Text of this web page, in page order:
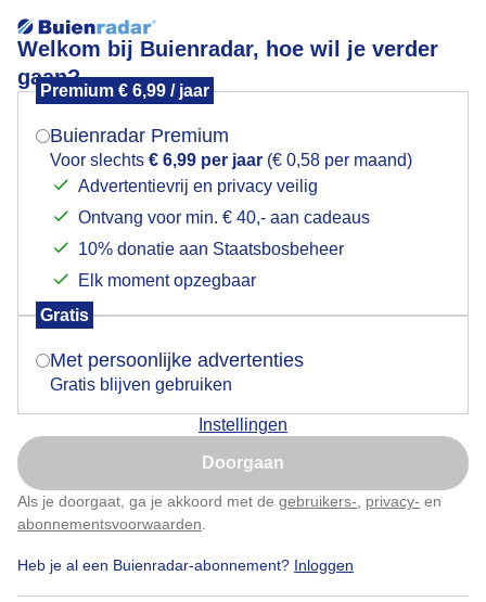
Welkom bij Buienradar, hoe wil je verder
gaan?
Premium € 6,99 / jaar
Buienradar Premium
Voor slechts € 6,99 per jaar (€ 0,58 per maand)
Advertentievrij en privacy veilig
Ontvang voor min. € 40,- aan cadeaus
10% donatie aan Staatsbosbeheer
Elk moment opzegbaar
Gratis
Met persoonlijke advertenties
Gratis blijven gebruiken
Instellingen
Doorgaan
Als je doorgaat, ga je akkoord met de gebruikers- privacy- en
abonnementsvoorwaarden
Heb je al een Buienradar-abonnement? Inloggen
pinksterbloem in bloei
pinksterbloem in bloei
Door: Layla Wijsmuller-Vafi Gemaakt: 19-04-2025, 83x bekeken
Mogen we je locatie gebruiken voor het
Indien je hier nog geen akkoord op hebt gegeven,
verschijnt er zo een pop-up uit je browser waarin
Is goed, toon de popup
Nu niet, misschien later
Klik hierom dit aan te passen